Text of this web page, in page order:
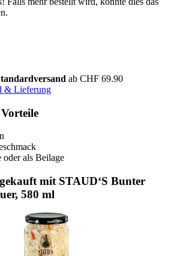
ab CHF 69.90
& Lieferung
als Beilage
mit STAUD‘S Bunter
580 ml